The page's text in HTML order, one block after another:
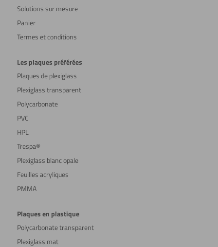
Solutions sur mesure
Panier
Termes et conditions
Les plaques préférées
Plaques de plexiglass
Plexiglass transparent
Polycarbonate
PVC
HPL
Trespa®
Plexiglass blanc opale
Feuilles acryliques
PMMA
Plaques en plastique
Polycarbonate transparent
Plexiglass mat